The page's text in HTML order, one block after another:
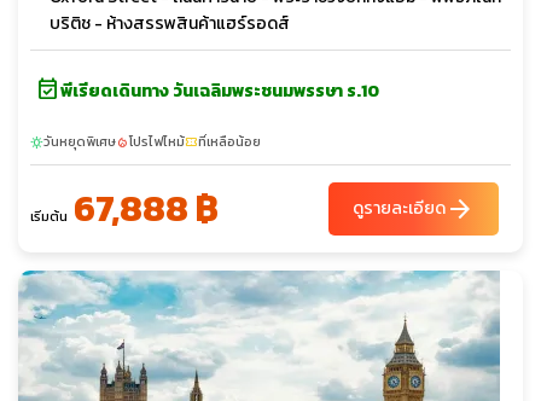
บริติช - ห้างสรรพสินค้าแฮร์รอดส์
event_availableพีเรียดเดินทาง วันเฉลิมพระชนมพรรษา ร.10
sunnyวันหยุดพิเศษlocal_fire_departmentโปรไฟไหม้confirmation_numberที่เหลือน้อย
เริ่มต้น 67,888 ฿ ดูรายละเอียดarrow_forward